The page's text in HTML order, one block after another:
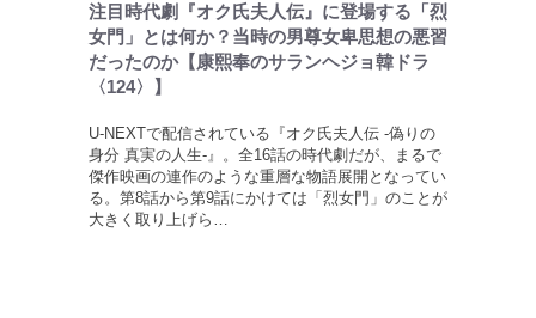
注目時代劇『オク氏夫人伝』に登場する「烈
女門」とは何か？当時の男尊女卑思想の悪習
だったのか【康熙奉のサランヘジョ韓ドラ
〈124〉】
U-NEXTで配信されている『オク氏夫人伝 -偽りの
身分 真実の人生-』。全16話の時代劇だが、まるで
傑作映画の連作のような重層な物語展開となってい
る。第8話から第9話にかけては「烈女門」のことが
大きく取り上げら…